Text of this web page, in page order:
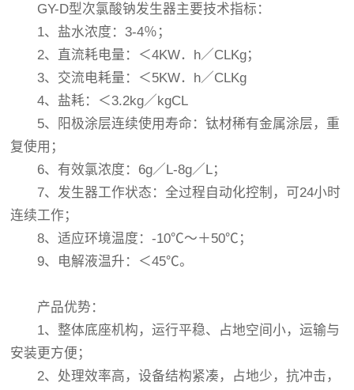
GY-D型次氯酸钠发生器主要技术指标：
1、盐水浓度：3-4％；
2、直流耗电量：＜4KW．h／CLKg；
3、交流电耗量：＜5KW．h／CLKg
4、盐耗：＜3.2kg／kgCL
5、阳极涂层连续使用寿命：钛材稀有金属涂层，重
复使用；
6、有效氯浓度：6g／L-8g／L；
7、发生器工作状态：全过程自动化控制，可24小时
连续工作；
8、适应环境温度：-10℃～＋50℃；
9、电解液温升：＜45℃。
产品优势：
1、整体底座机构，运行平稳、占地空间小，运输与
安装更方便；
2、处理效率高，设备结构紧凑，占地少，抗冲击，